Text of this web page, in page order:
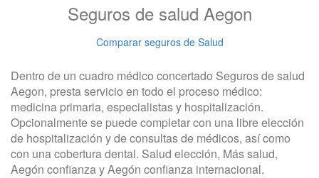
Seguros de salud Aegon
Comparar seguros de Salud
Dentro de un cuadro médico concertado Seguros de salud
Aegon, presta servicio en todo el proceso médico:
medicina primaria, especialistas y hospitalización.
Opcionalmente se puede completar con una libre elección
de hospitalización y de consultas de médicos, así como
con una cobertura dental. Salud elección, Más salud,
Aegón confianza y Aegón confianza internacional.